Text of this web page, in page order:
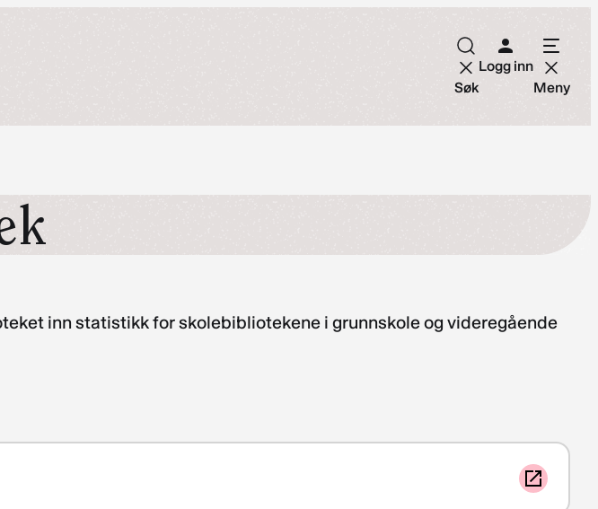
Søk
Logg inn
Meny
inn statistikk for skolebibliotekene i grunnskole og videregående